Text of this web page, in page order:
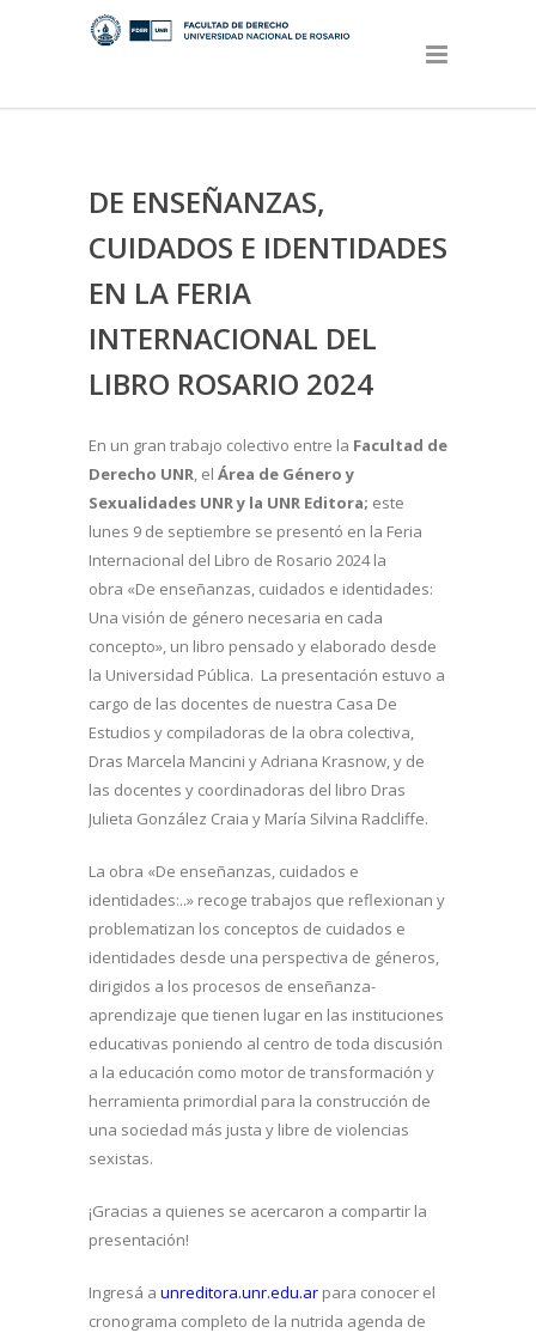
DE ENSEÑANZAS,
CUIDADOS E IDENTIDADES
EN LA FERIA
INTERNACIONAL DEL
LIBRO ROSARIO 2024
En un gran trabajo colectivo entre la Facultad de
Derecho UNR, el Área de Género y
Sexualidades UNR y la UNR Editora; este
lunes 9 de septiembre se presentó en la Feria
Internacional del Libro de Rosario 2024 la
obra «De enseñanzas, cuidados e identidades:
Una visión de género necesaria en cada
concepto», un libro pensado y elaborado desde
la Universidad Pública. La presentación estuvo a
cargo de las docentes de nuestra Casa De
Estudios y compiladoras de la obra colectiva,
Dras Marcela Mancini y Adriana Krasnow, y de
las docentes y coordinadoras del libro Dras
Julieta González Craia y María Silvina Radcliffe.
La obra «De enseñanzas, cuidados e
identidades:..» recoge trabajos que reflexionan y
problematizan los conceptos de cuidados e
identidades desde una perspectiva de géneros,
dirigidos a los procesos de enseñanza-
aprendizaje que tienen lugar en las instituciones
educativas poniendo al centro de toda discusión
a la educación como motor de transformación y
herramienta primordial para la construcción de
una sociedad más justa y libre de violencias
sexistas.
¡Gracias a quienes se acercaron a compartir la
presentación!
Ingresá a unreditora.unr.edu.ar para conocer el
cronograma completo de la nutrida agenda de